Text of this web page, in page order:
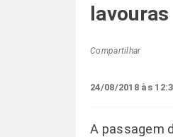
lavouras
Compartilhar
24/08/2018 às
A passagem